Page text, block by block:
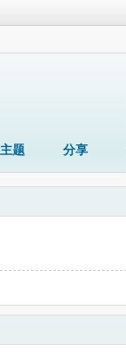
主题 分享